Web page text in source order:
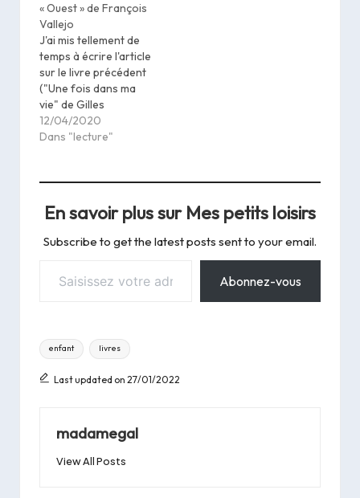
« Ouest » de François
Vallejo
J'ai mis tellement de
temps à écrire l'article
sur le livre précédent
("Une fois dans ma
vie" de Gilles
Legardinier), que j'ai eu
le temps de finir un
par quelqu'un de ma
plus si c'est ma mère,
12/04/2020
Dans "lecture"
En savoir plus sur Mes petits loisirs
Subscribe to get the latest posts sent to your email.
Abonnez-vous
Tags:
enfant livres
Last updated on 27/01/2022
madamegal
View All Posts